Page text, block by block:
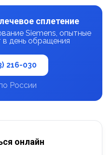
сплетение
Siemens, опытные
в день обращения
216-030
России
онлайн